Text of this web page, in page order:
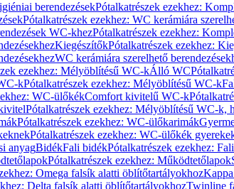
berendezésekPótalkatrészek ezekhez:
Pótalkatrészek ezekhez: WC kerámiára
WC-khezPótalkatrészek ezekhez:
KiegészítőkPótalkatrészek ezekhez:
WC kerámiára szerelhető
ezekhez: Mélyöblítésű WC-kÁlló WC
kPótalkatrészek ezekhez: Mélyöblítésű WC-k
WC-ülőkékComfort kivitelű WC-k
Pótalkatrészek ezekhez: Mélyöblítésű WC-k,
Pótalkatrészek ezekhez: WC-ülőkarimák
Pótalkatrészek ezekhez: WC-ülőkék
anyagBidékFali bidékPótalkatrészek ezekhez:
Pótalkatrészek ezekhez: Működtetőlapok
Omega falsík alatti öblítőtartályokhoz
Delta falsík alatti öblítőtartályokhozTwinline